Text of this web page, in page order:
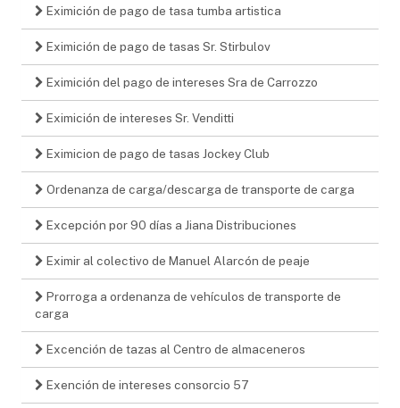
Eximición de pago de tasa tumba artistica
Eximición de pago de tasas Sr. Stirbulov
Eximición del pago de intereses Sra de Carrozzo
Eximición de intereses Sr. Venditti
Eximicion de pago de tasas Jockey Club
Ordenanza de carga/descarga de transporte de carga
Excepción por 90 días a Jiana Distribuciones
Eximir al colectivo de Manuel Alarcón de peaje
Prorroga a ordenanza de vehículos de transporte de
carga
Excención de tazas al Centro de almaceneros
Exención de intereses consorcio 57